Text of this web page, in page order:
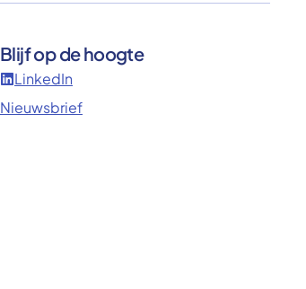
Blijf op de hoogte
LinkedIn
Nieuwsbrief